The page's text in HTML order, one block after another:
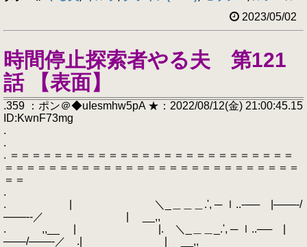
2023/05/02
時間停止探索者やる夫 第121
話 【表面】
.359 ：ポン＠◆uIesmhw5pA ★：2022/08/12(金) 21:00:45.15
ID:KwnF73mg
.
.
. ＝＝＝＝＝＝＝＝＝＝＝＝＝＝＝＝＝＝＝＝＝＝＝＝＝＝
＝＝＝＝＝＝＝＝＝＝＝＝＝＝＝＝＝＝＝＝＝＝＝＝＝＝＝
＝＝
.
. | ＼_＿＿＿.', ─ ｌ..‐── |───‐/
───‐‐／ | __,,
. ,,__ | |. ＼_＿＿_.', ─ ｌ..── |
───/───‐／ .| | __,,